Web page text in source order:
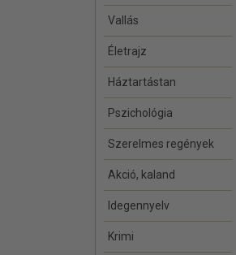
Vallás
Életrajz
Háztartástan
Pszichológia
Szerelmes regények
Akció, kaland
Idegennyelv
Krimi